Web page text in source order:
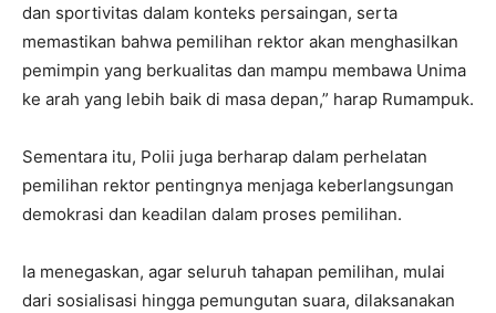
dan sportivitas dalam konteks persaingan, serta
memastikan bahwa pemilihan rektor akan menghasilkan
pemimpin yang berkualitas dan mampu membawa Unima
ke arah yang lebih baik di masa depan,” harap Rumampuk.
Sementara itu, Polii juga berharap dalam perhelatan
pemilihan rektor pentingnya menjaga keberlangsungan
demokrasi dan keadilan dalam proses pemilihan.
Ia menegaskan, agar seluruh tahapan pemilihan, mulai
dari sosialisasi hingga pemungutan suara, dilaksanakan